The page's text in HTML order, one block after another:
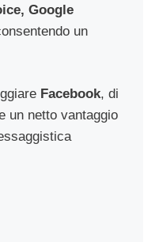
Google
un
Facebook, di
un netto vantaggio